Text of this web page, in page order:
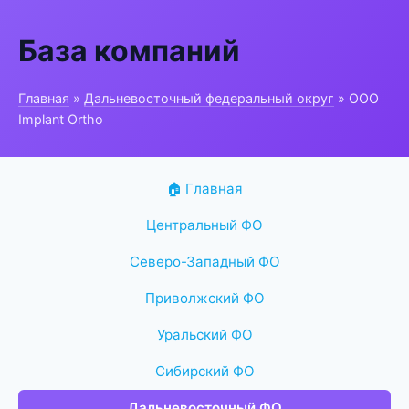
База компаний
Главная » Дальневосточный федеральный округ » ООО
Implant Ortho
🏠 Главная
Центральный ФО
Северо-Западный ФО
Приволжский ФО
Уральский ФО
Сибирский ФО